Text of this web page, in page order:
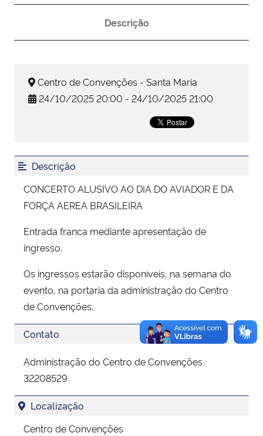
Gabinete de Segurança Institucional
Descrição
Centro de Convenções - Santa Maria
24/10/2025 20:00 - 24/10/2025 21:00
Descrição
CONCERTO ALUSIVO AO DIA DO AVIADOR E DA
FORÇA AEREA BRASILEIRA
Entrada franca mediante apresentação de
ingresso.
Os ingressos estarão disponíveis, na semana do
evento, na portaria da administração do Centro
de Convenções.
Contato
Administração do Centro de Convenções
32208529
Localização
Centro de Convenções